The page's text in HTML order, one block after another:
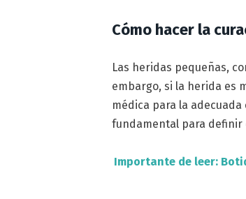
Cómo hacer la
Las heridas pequeñas,
embargo, si la herida es
médica para la
fundamental para definir
Importante de leer: